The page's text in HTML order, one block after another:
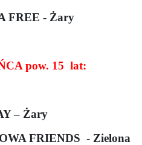
FREE - Żary
pow. 15 lat:
– Żary
FRIENDS - Zielona